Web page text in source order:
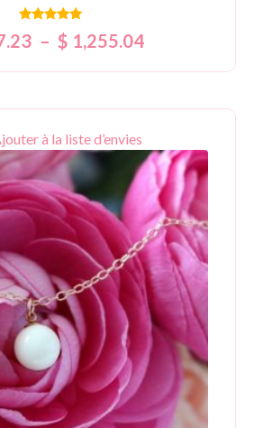
Note
5.00
– $ 1,255.04
à la liste d’envies